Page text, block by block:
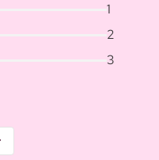
1
2
3